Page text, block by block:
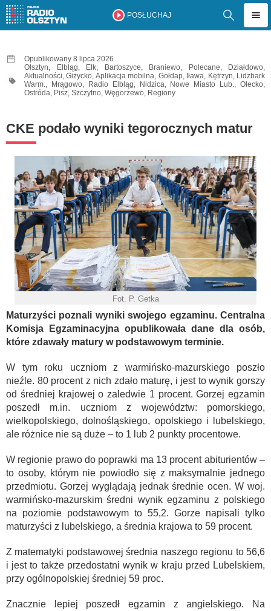
POSŁUCHAJ
Opublikowany 8 lipca 2026
Olsztyn, Elbląg, Ełk, Bartoszyce, Braniewo, Polecane, Działdowo,
Aktualności,Giżycko, Aplikacja mobilna, Gołdap, Iława, Kętrzyn, Lidzbark
Warm., Mrągowo, Radio Elbląg, Nidzica, Nowe Miasto Lub., Olecko,
Ostróda, Pisz, Szczytno, Węgorzewo, Regiony
CKE podało wyniki tegorocznych matur
Fot. P. Getka
Maturzyści poznali wyniki swojego egzaminu. Centralna
Komisja Egzaminacyjna opublikowała dane dla osób,
które zdawały matury w podstawowym terminie.
W tym roku uczniom z warmińsko-mazurskiego poszło
nieźle. 80 procent z nich zdało maturę, i jest to wynik gorszy
od średniej krajowej o zaledwie 1 procent. Gorzej egzamin
poszedł m.in. uczniom z województw: pomorskiego,
wielkopolskiego, dolnośląskiego, opolskiego i lubelskiego,
ale różnice nie są duże – to 1 lub 2 punkty procentowe.
W regionie prawo do poprawki ma 13 procent abiturientów –
to osoby, którym nie powiodło się z maksymalnie jednego
przedmiotu. Gorzej wyglądają jednak średnie ocen. W woj.
warmińsko-mazurskim średni wynik egzaminu z polskiego
na poziomie podstawowym to 55,2. Gorze napisali tylko
maturzyści z lubelskiego, a średnia krajowa to 59 procent.
Z matematyki podstawowej średnia naszego regionu to 56,6
i jest to także przedostatni wynik w kraju przed Lubelskiem,
przy ogólnopolskiej średniej 59 proc.
Znacznie lepiej poszedł egzamin z angielskiego. Na